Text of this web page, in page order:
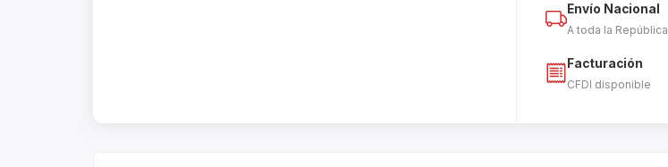
Envío Nacional
A toda la República
Facturación
CFDI disponible